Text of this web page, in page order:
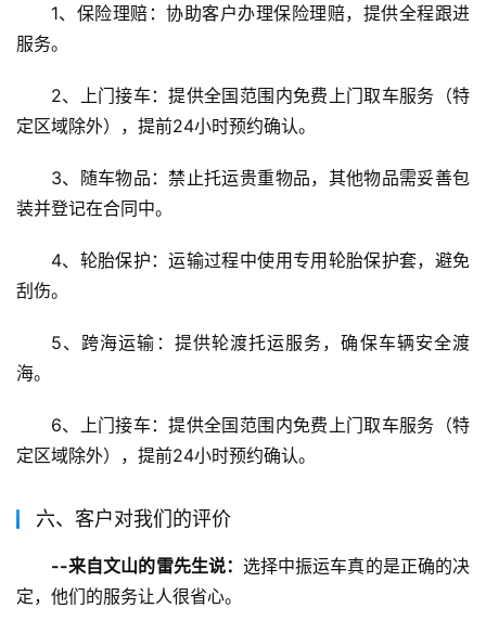
1、保险理赔：协助客户办理保险理赔，提供全程跟进
服务。
2、上门接车：提供全国范围内免费上门取车服务（特
定区域除外），提前24小时预约确认。
3、随车物品：禁止托运贵重物品，其他物品需妥善包
装并登记在合同中。
4、轮胎保护：运输过程中使用专用轮胎保护套，避免
刮伤。
5、跨海运输：提供轮渡托运服务，确保车辆安全渡
海。
6、上门接车：提供全国范围内免费上门取车服务（特
定区域除外），提前24小时预约确认。
六、客户对我们的评价
--来自文山的雷先生说： 选择中振运车真的是正确的决
定，他们的服务让人很省心。